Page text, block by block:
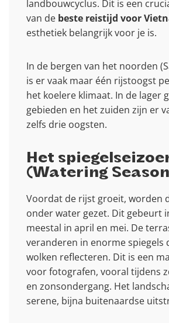
landbouwcyclus. Dit is een
van de beste reistijd voor
esthetiek belangrijk voor je is.
In de bergen van het noorden
is er vaak maar één rijstoogst
het koelere klimaat. In de lager
gebieden en het zuiden zijn er
zelfs drie oogsten.
Het
(Watering
Voordat de rijst groeit, worden
onder water gezet. Dit gebeurt
meestal in april en mei. De
veranderen in enorme spiegels
wolken reflecteren. Dit is een
voor fotografen, vooral tijdens
en zonsondergang. Het
serene, bijna buitenaardse